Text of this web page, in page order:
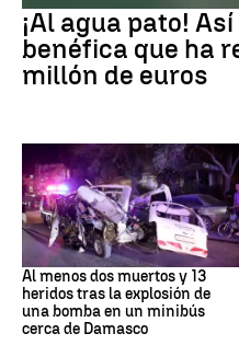
¡Al agua pato!
benéfica que ha
millón de euros
SIRIA
Al menos dos muertos y 13
heridos tras la explosión de
una bomba en un minibús
cerca de Damasco